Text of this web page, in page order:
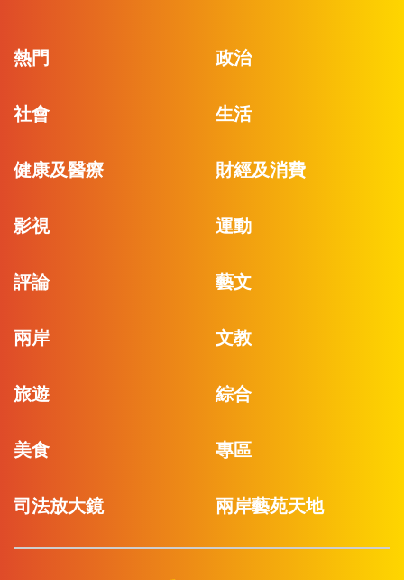
熱門 政治
社會 生活
健康及醫療 財經及消費
影視 運動
評論 藝文
兩岸 文教
旅遊 綜合
美食 專區
司法放大鏡 兩岸藝苑天地